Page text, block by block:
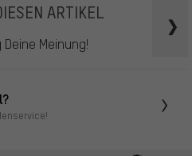
ARTIKEL
Meinung!